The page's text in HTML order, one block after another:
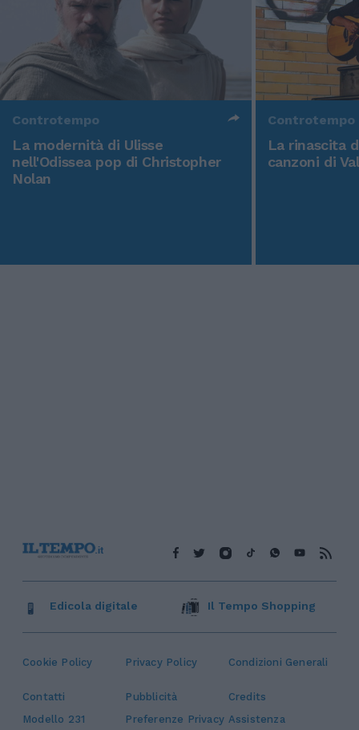
Controtempo
La modernità di Ulisse
nell'Odissea pop di Christopher
Nolan
Controtempo
La rinascita
canzoni di
Cookie Policy Privacy Policy Condizioni Generali
Contatti Pubblicità
Credits
Modello 231
Preferenze Privacy Assistenza
Edicola digitale Il Tempo Shopping